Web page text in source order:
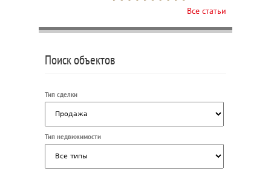
Все статьи
Поиск объектов
Тип сделки
Тип недвижимости